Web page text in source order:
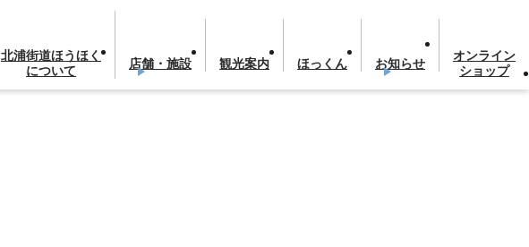
北浦街道ほうほく
について
店舗・施設 観光案内 ほっくん お知らせ
オンライン
ショップ